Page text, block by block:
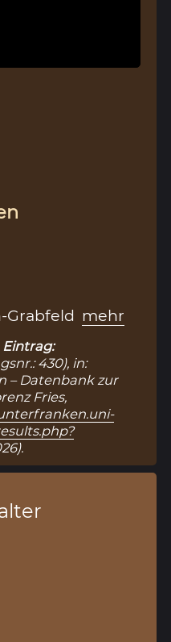
Grabfeld mehr
430), in:
– Datenbank zur
Fries,